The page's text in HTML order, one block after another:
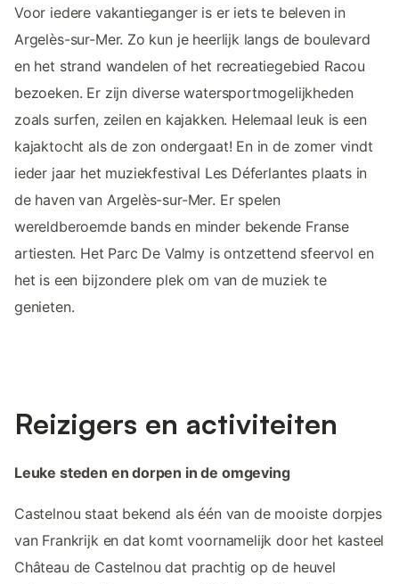
Voor iedere vakantieganger is er iets te beleven in
Argelès-sur-Mer. Zo kun je heerlijk langs de boulevard
en het strand wandelen of het recreatiegebied Racou
bezoeken. Er zijn diverse watersportmogelijkheden
zoals surfen, zeilen en kajakken. Helemaal leuk is een
kajaktocht als de zon ondergaat! En in de zomer vindt
ieder jaar het muziekfestival Les Déferlantes plaats in
de haven van Argelès-sur-Mer. Er spelen
wereldberoemde bands en minder bekende Franse
artiesten. Het Parc De Valmy is ontzettend sfeervol en
het is een bijzondere plek om van de muziek te
genieten.
Reizigers en activiteiten
Leuke steden en dorpen in de omgeving
Castelnou staat bekend als één van de mooiste dorpjes
van Frankrijk en dat komt voornamelijk door het kasteel
Château de Castelnou dat prachtig op de heuvel